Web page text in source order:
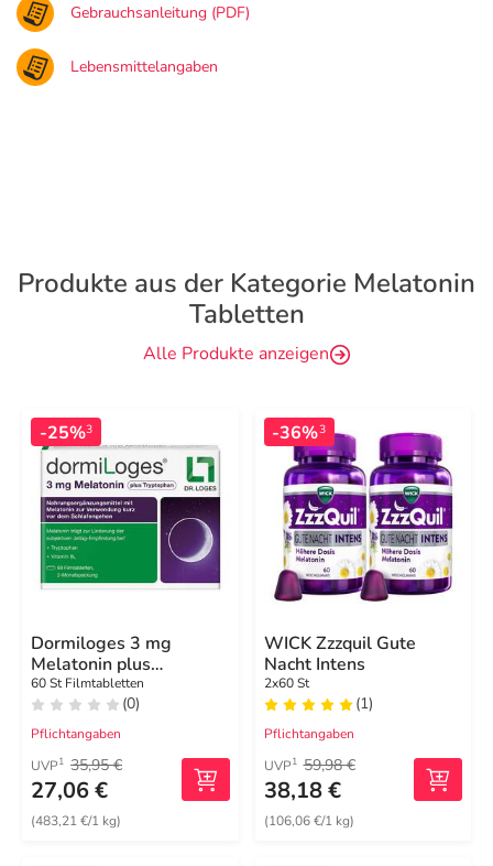
Gebrauchsanleitung (PDF)
Lebensmittelangaben
Produkte aus der Kategorie Melatonin
Tabletten
Alle Produkte anzeigen
-25%3
Dormiloges 3 mg
Melatonin plus
Tryptophan
Filmtabletten
60 St Filmtabletten
(0)
Pflichtangaben
UVP1 35,95 €
27,06 €
(483,21 €/1 kg)
-36%3
WICK Zzzquil Gute
Nacht Intens
2x60 St
(1)
Pflichtangaben
UVP1 59,98 €
38,18 €
(106,06 €/1 kg)